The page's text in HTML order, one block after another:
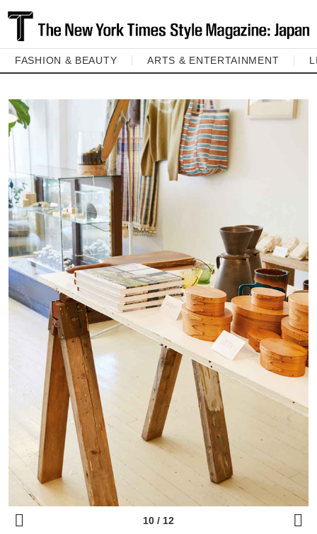
FASHION & BEAUTY ARTS & ENTERTAINMENT